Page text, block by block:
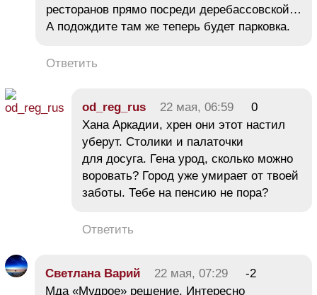
ресторанов прямо посреди деребассовской…
А подождите там же теперь будет парковка.
Ответить
od_reg_rus 22 мая, 06:59
0
Хана Аркадии, хрен они этот настил
уберут. Столики и палаточки
для досуга. Гена урод, сколько можно
воровать? Город уже умирает от твоей
заботы. Тебе на пенсию не пора?
Ответить
Светлана Варий 22 мая, 07:29
-2
Мда «Мудрое» решение. Интересно